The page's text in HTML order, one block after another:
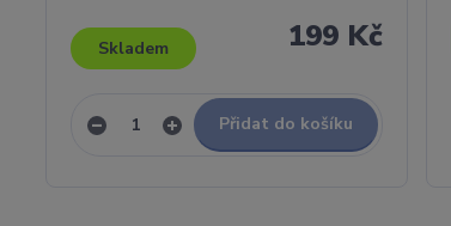
199 Kč
Skladem
Přidat do košíku